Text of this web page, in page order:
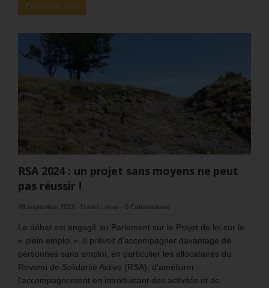
En savoir plus
RSA 2024 : un projet sans moyens ne peut
pas réussir !
28 septembre 2023 - Daniel Lamar - 0 Commentaire
Le débat est engagé au Parlement sur le Projet de loi sur le
« plein emploi ». Il prévoit d’accompagner davantage de
personnes sans emploi, en particulier les allocataires du
Revenu de Solidarité Active (RSA), d’améliorer
l’accompagnement en introduisant des activités et de